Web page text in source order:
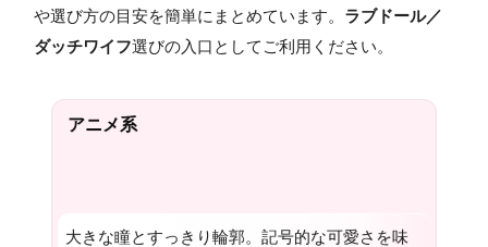
や選び方の目安を簡単にまとめています。 ラブドール／
ダッチワイフ選びの入口としてご利用ください。
アニメ系
大きな瞳とすっきり輪郭。記号的な可愛さを味